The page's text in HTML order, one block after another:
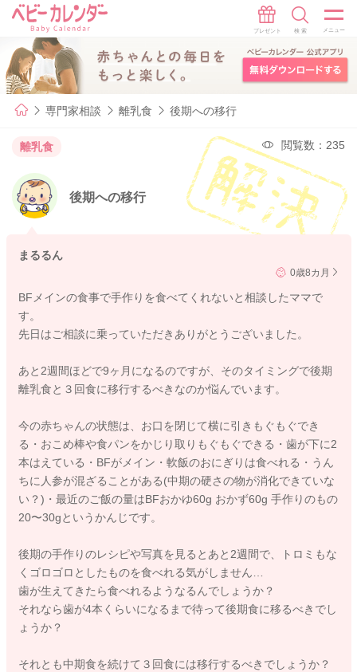
専門家相談 離乳食 後期への移行
離乳食 閲覧数：235
後期への移行
まるるん
0歳8カ月
BFメインの食事で手作りを食べてくれないと相談したママで
す。
先日はご相談に乗っていただきありがとうございました。
あと2週間ほどで9ヶ月になるのですが、そのタイミングで後期
離乳食と３回食に移行するべきなのか悩んでいます。
今の赤ちゃんの状態は、お口を閉じて横に引きもぐもぐでき
る・おこめ棒や食パンをかじり取りもぐもぐできる・歯が下に2
本はえている・BFがメイン・軟飯のおにぎりは食べれる・うん
ちに人参が混ざることがある(中期の硬さの物が消化できていな
い？)・最近のご飯の量はBFおかゆ60g おかず60g 手作りのもの
20〜30gというかんじです。
後期の手作りのレシピや写真を見るとあと2週間で、トロミもな
くゴロゴロとしたものを食べれる気がしません…
歯が生えてきたら食べれるようなるんでしょうか？
それなら歯が4本くらいになるまで待って後期食に移るべきでし
ょうか？
それとも中期食を続けて３回食には移行するべきでしょうか？